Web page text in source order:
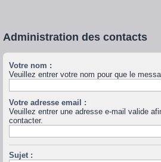
Administration des contacts
Votre nom :
Veuillez entrer votre nom pour que le
Votre adresse email :
Veuillez entrer une adresse e-mail valide
contacter.
Sujet :